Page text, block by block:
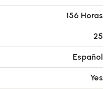
156 Horas
25
Español
Yes